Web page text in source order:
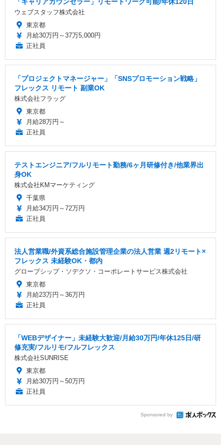
ウェブスタッフ株式会社
東京都
月給30万円～37万5,000円
正社員
「プロジェクトマネージャー」「SNSプロモーション戦略」
フレックス リモート 副業OK
株式会社フラッグ
東京都
月給28万円～
正社員
テストエンジニア/フルリモート勤務/6ヶ月研修付き/他業界出
身OK
株式会社KMマーケティング
千葉県
月給34万円～72万円
正社員
法人営業職/外資系総合施設管理企業の法人営業 週2リモート×
フレックス 未経験OK・都内
グローブシップ・ソデクソ・コーポレートサービス株式会社
東京都
月給23万円～36万円
正社員
「WEBデザイナー」未経験大歓迎/月給30万円/年休125日/研
修充実/フルリモ/フルフレックス
株式会社SUNRISE
東京都
月給30万円～50万円
正社員
Sponsored by